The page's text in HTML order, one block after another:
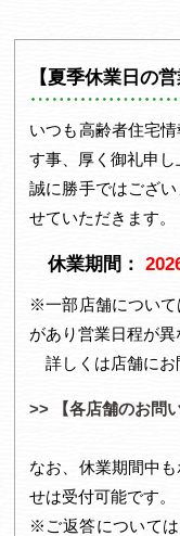
【夏季休業日の
いつも高齢者住宅
す事、厚く御礼申し
誠に勝手ではござ
せていただきます。
休業期間：
※一部店舗について
があり営業日程が異
詳しくは店舗にお
>> 【各店舗のお問
なお、休業期間中
せは受付可能です。
※ご返答について